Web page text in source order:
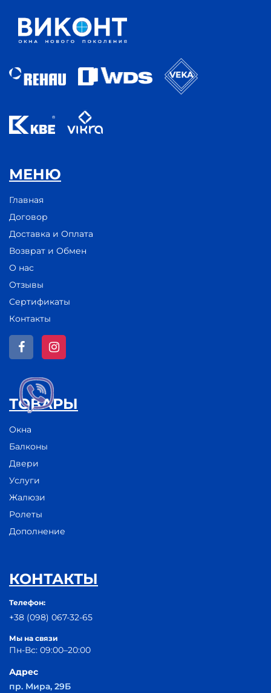
МЕНЮ
Главная
Договор
Доставка и Оплата
Возврат и Обмен
О нас
Отзывы
Сертификаты
Контакты
ТОВАРЫ
Окна
Балконы
Двери
Услуги
Жалюзи
Ролеты
Дополнение
КОНТАКТЫ
Телефон:
+38 (098) 067-32-65
Мы на связи
Пн-Вс: 09:00–20:00
Адрес
пр. Мира, 29Б